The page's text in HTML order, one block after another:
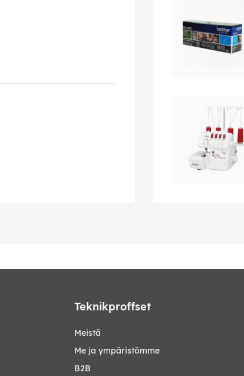
Teknikproffset
Meistä
Me ja ympäristömme
B2B